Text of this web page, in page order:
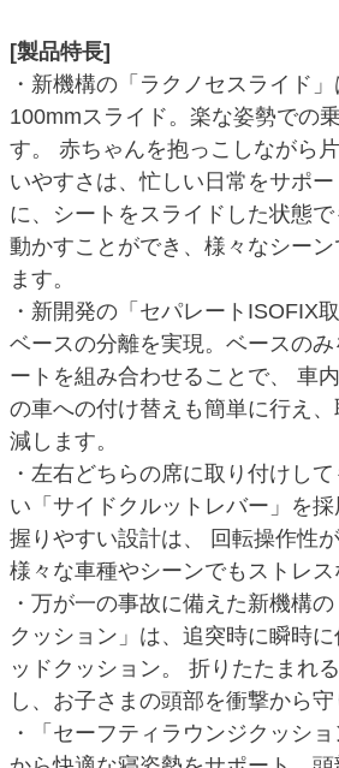
[製品特長]
・新機構の「ラクノセスライド
100mmスライド。楽な姿勢での
す。 赤ちゃんを抱っこしながら
いやすさは、忙しい日常をサポ
に、シートをスライドした状態
動かすことができ、様々なシー
ます。
・新開発の「セパレートISOFIX
ベースの分離を実現。ベースの
ートを組み合わせることで、 車
の車への付け替えも簡単に行え
減します。
・左右どちらの席に取り付けし
い「サイドクルットレバー」を採
握りやすい設計は、 回転操作性
様々な車種やシーンでもストレス
・万が一の事故に備えた新機構
クッション」は、追突時に瞬時
ッドクッション。 折りたたまれ
し、お子さまの頭部を衝撃から守
・「セーフティラウンジクッシ